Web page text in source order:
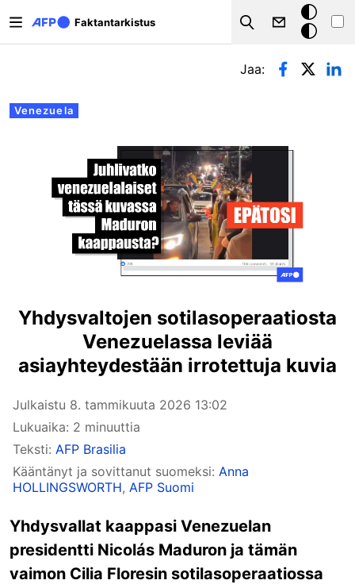
Faktantarkistus
Search
Tumma
tila
Ensisijaiset välilehdet
Venezuela
Jaa:
Yhdysvaltojen sotilasoperaatiosta
Venezuelassa leviää
asiayhteydestään irrotettuja kuvia
Julkaistu 8. tammikuuta 2026 13:02
Lukuaika: 2 minuuttia
Teksti: AFP Brasilia
Kääntänyt ja sovittanut suomeksi: Anna
HOLLINGSWORTH, AFP Suomi
Yhdysvallat kaappasi Venezuelan
presidentti Nicolás Maduron ja tämän
vaimon Cilia Floresin sotilasoperaatiossa